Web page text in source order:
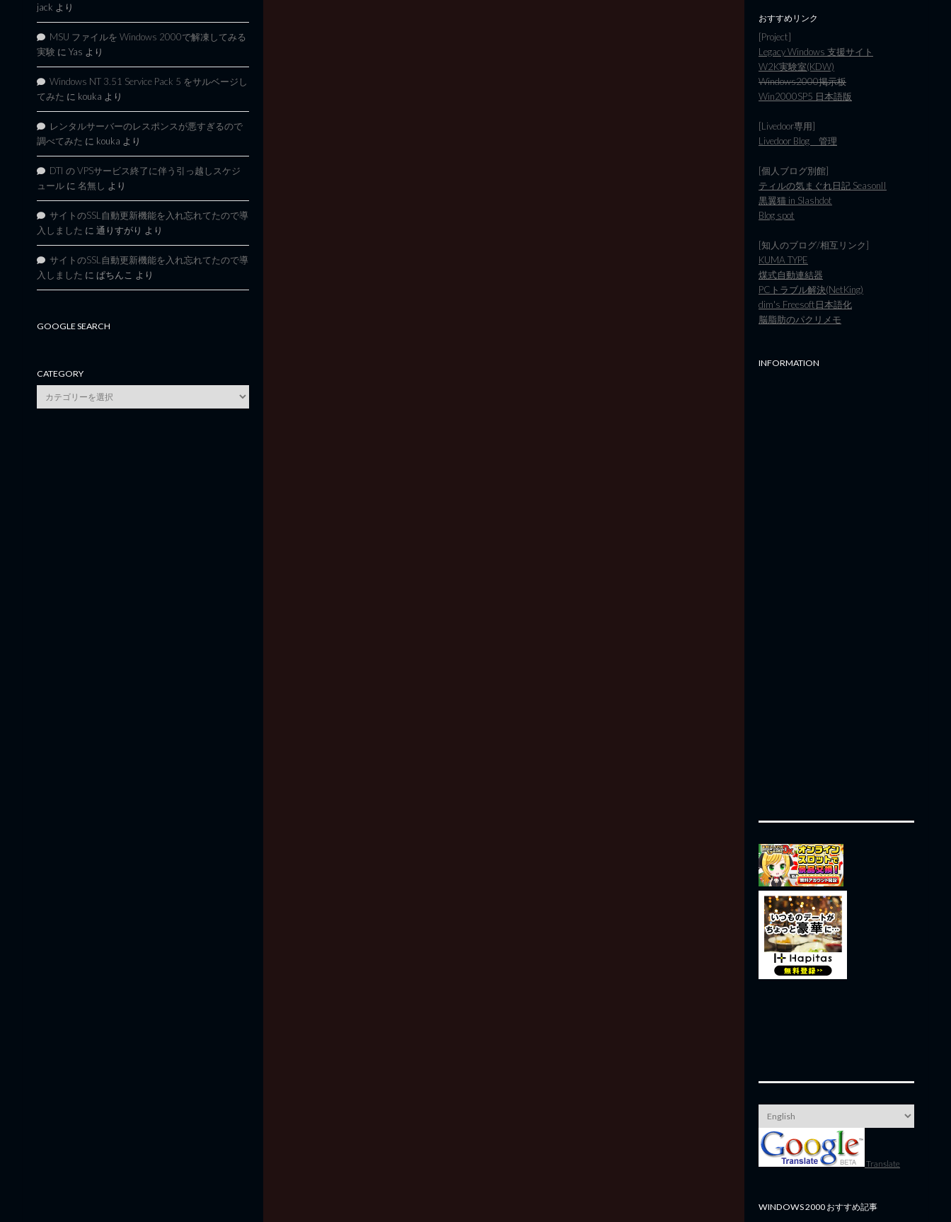
jack より
MSU ファイルを Windows 2000で解凍してみる
実験 に Yas より
Windows NT 3.51 Service Pack 5 をサルベージし
てみた に kouka より
レンタルサーバーのレスポンスが悪すぎるので
調べてみた に kouka より
DTI の VPSサービス終了に伴う引っ越しスケジ
ュール に 名無し より
サイトのSSL自動更新機能を入れ忘れてたので導
入しました に 通りすがり より
サイトのSSL自動更新機能を入れ忘れてたので導
入しました に ぱちんこ より
GOOGLE SEARCH
CATEGORY
category
おすすめリンク
[Project]
Legacy Windows 支援サイト
W2K実験室(KDW)
Windows2000掲示板
Win2000SP5 日本語版
[Livedoor専用]
Livedoor Blog 管理
[個人ブログ別館]
ティルの気まぐれ日記 SeasonII
黒翼猫 in Slashdot
Blog spot
[知人のブログ/相互リンク]
KUMA TYPE
煤式自動連結器
PCトラブル解決(NetKing)
dim's Freesoft日本語化
脳脂肪のパクリメモ
INFORMATION
Translate
WINDOWS 2000 おすすめ記事